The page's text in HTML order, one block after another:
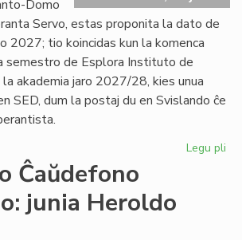
Domo
Servo, estas proponita la dato de
2027; tio koincidas kun la komenca
semestro de Esplora Instituto de
akademia jaro 2027/28, kies unua
SED, dum la postaj du en Svislando ĉe
Legu pli
Ĉaŭdefono
junia Heroldo